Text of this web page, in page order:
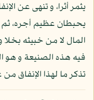
يثمر أثرا، و تنهى عن
يحبطان عظيم أجره، ثم
المال لا من خبيثه
فيه هذه الصنيعة و هو
تذكر ما لهذا الإنفاق